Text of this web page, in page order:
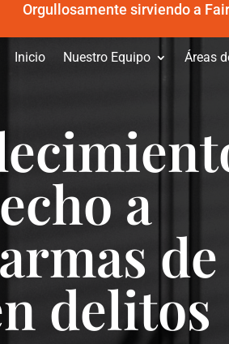
Orgullosamente sirviendo a
Inicio Nuestro Equipo Áreas
a
de
delitos